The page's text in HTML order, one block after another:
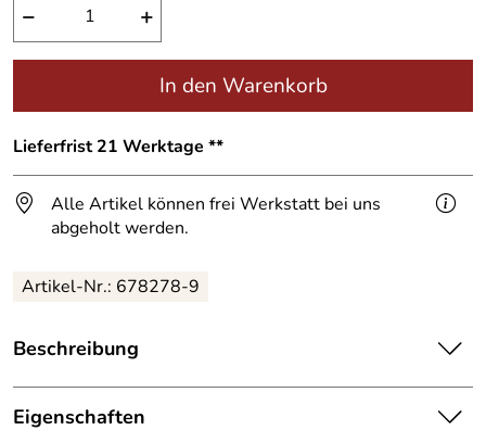
− +
In den Warenkorb
Lieferfrist 21 Werktage **
Alle Artikel können frei Werkstatt bei uns
abgeholt werden.
Artikel-Nr.: 678278-9
Beschreibung
Hausnummern aus Tombak.
Eigenschaften